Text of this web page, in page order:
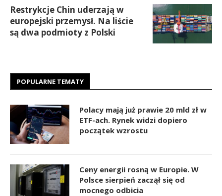
Restrykcje Chin uderzają w
europejski przemysł. Na liście
są dwa podmioty z Polski
POPULARNE TEMATY
Polacy mają już prawie 20 mld zł w
ETF-ach. Rynek widzi dopiero
początek wzrostu
Ceny energii rosną w Europie. W
Polsce sierpień zaczął się od
mocnego odbicia